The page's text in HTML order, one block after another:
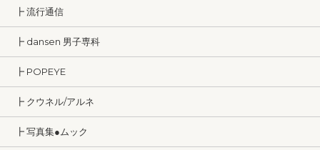
┣ 流行通信
┣ dansen 男子専科
┣ POPEYE
┣ クウネル/アルネ
┣ 写真集●ムック